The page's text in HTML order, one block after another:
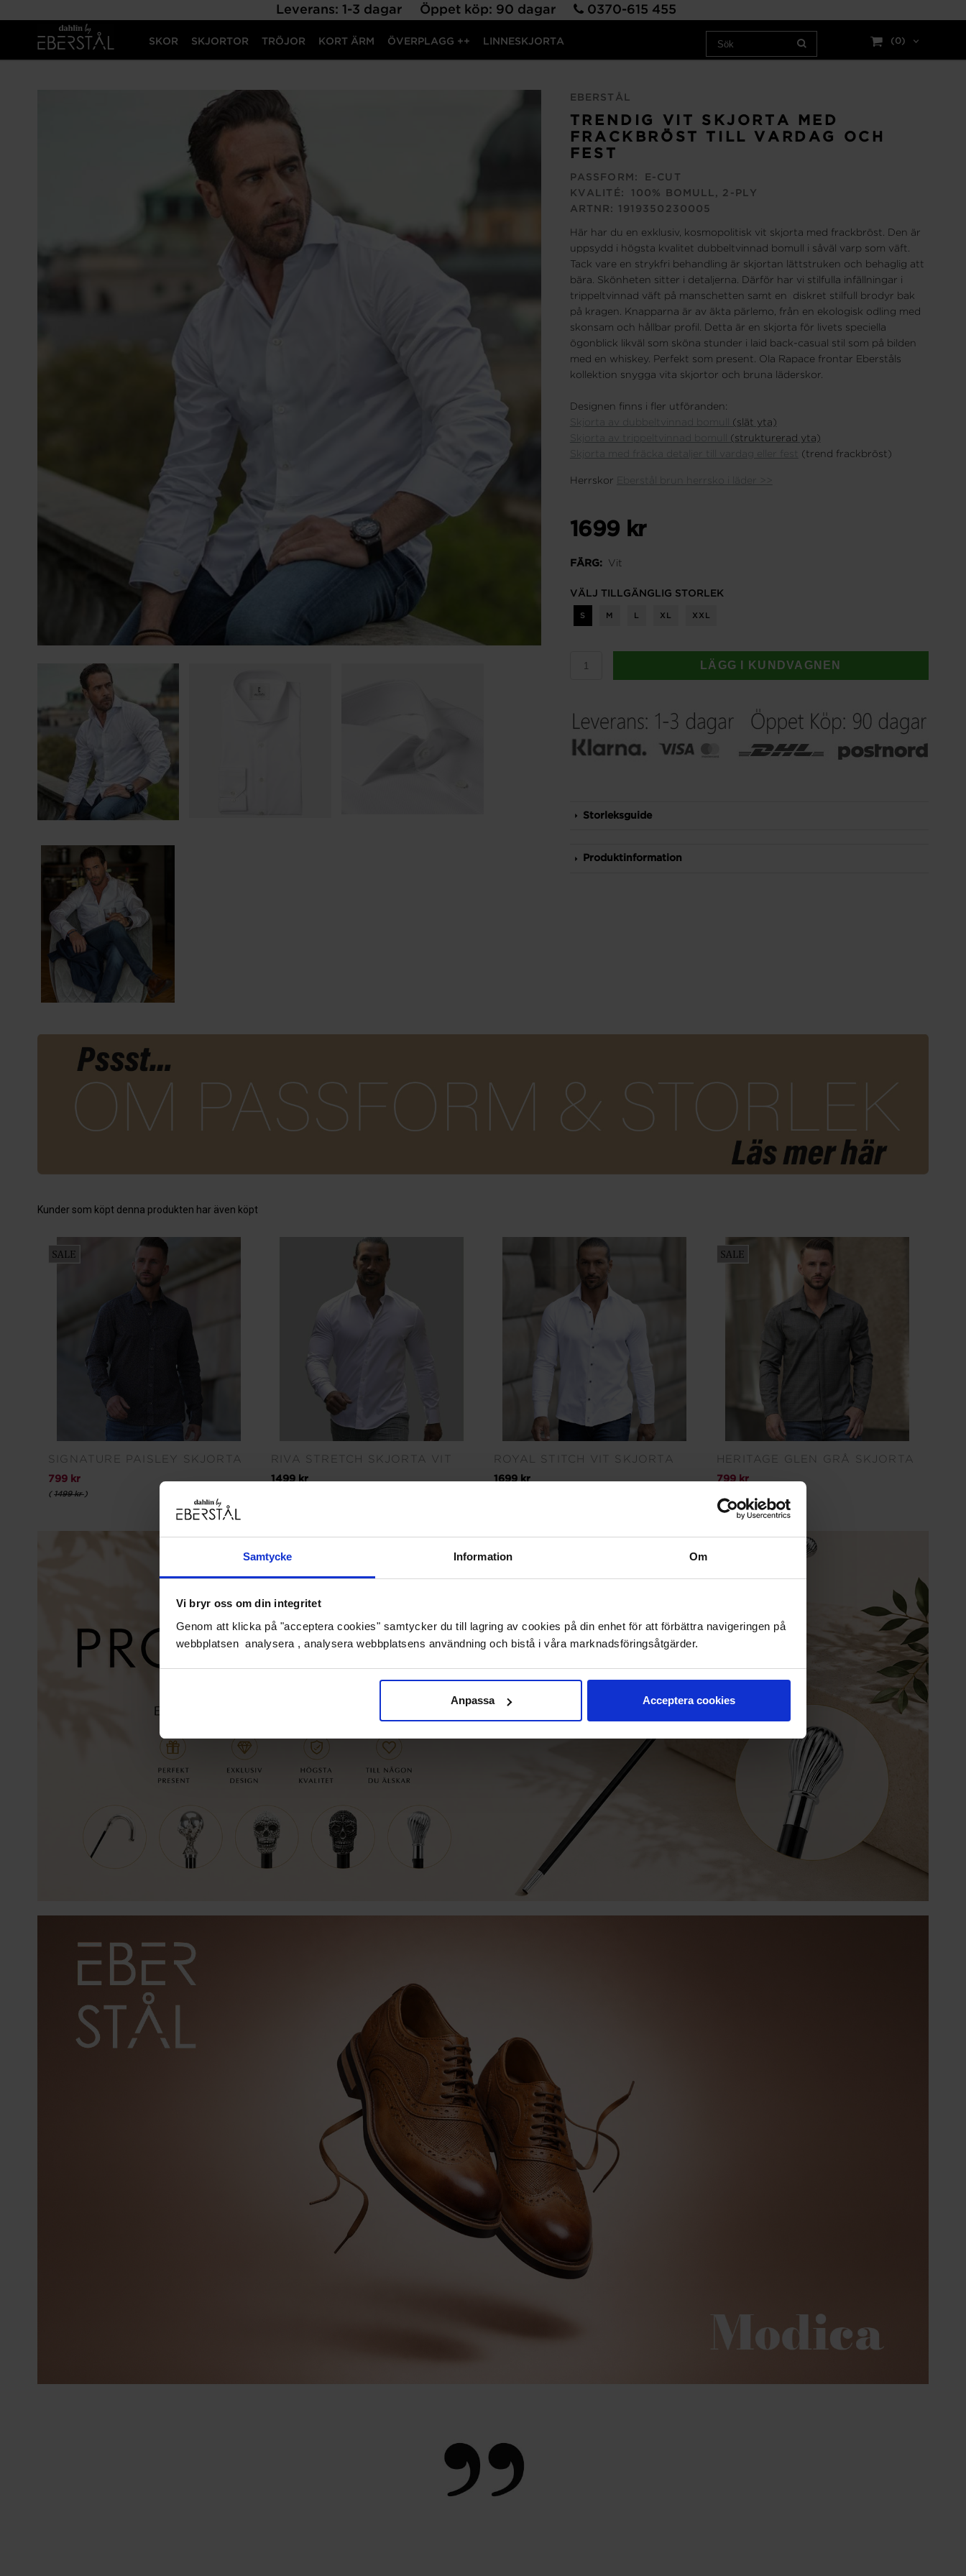
Samtycke Information Om
Vi bryr oss om din integritet
Genom att klicka på "acceptera cookies" samtycker du till lagring av cookies på din enhet för att förbättra navigeringen på
webbplatsen analysera , analysera webbplatsens användning och bistå i våra marknadsföringsåtgärder.
Anpassa Acceptera cookies
Leverans: 1-3 dagar Öppet köp: 90 dagar 0370-615 455
SKOR SKJORTOR TRÖJOR KORT ÄRM ÖVERPLAGG ++ LINNESKJORTA (0)
EBERSTÅL
TRENDIG VIT SKJORTA MED
FRACKBRÖST TILL VARDAG OCH
FEST
PASSFORM:
E-CUT
KVALITÉ:
100% BOMULL, 2-PLY
ARTNR:
1919350230005
Här har du en exklusiv, kosmopolitisk vit skjorta med frackbröst. Den är
uppsydd i högsta kvalitet dubbeltvinnad bomull i såväl varp som väft.
Tack vare en strykfri behandling är skjortan lättstruken och behaglig att
bära. Skönheten sitter i detaljerna. Därför har vi stilfulla infällningar i
trippeltvinnad väft på manschetten samt en diskret stilfull brodyr bak
på kragen. Knapparna är av äkta pärlemo, från en ekologisk odling med
skonsam och hållbar profil. Detta är en skjorta för livets speciella
ögonblick likväl som sköna stunder i laid back-casual stil som på bilden
med en whiskey. Perfekt som present. Ola Rapace frontar Eberståls
kollektion snygga vita skjortor och bruna läderskor.
Designen finns i fler utföranden:
Skjorta av dubbeltvinnad bomull (slät yta)
Skjorta av trippeltvinnad bomull (strukturerad yta)
Skjorta med fräcka detaljer till vardag eller fest
(trend frackbröst)
Herrskor Eberstål brun herrsko i läder >>
1699 kr
FÄRG: Vit
VÄLJ TILLGÄNGLIG STORLEK
S M L XL XXL
LÄGG I KUNDVAGNEN
Storleksguide
Produktinformation
Kunder som köpt denna produkten har även köpt
SIGNATURE PAISLEY SKJORTA
799 kr
( 1499 kr )
RIVA STRETCH SKJORTA VIT
1499 kr
ROYAL STITCH VIT SKJORTA
1699 kr
HERITAGE GLEN GRÅ SKJORTA
799 kr